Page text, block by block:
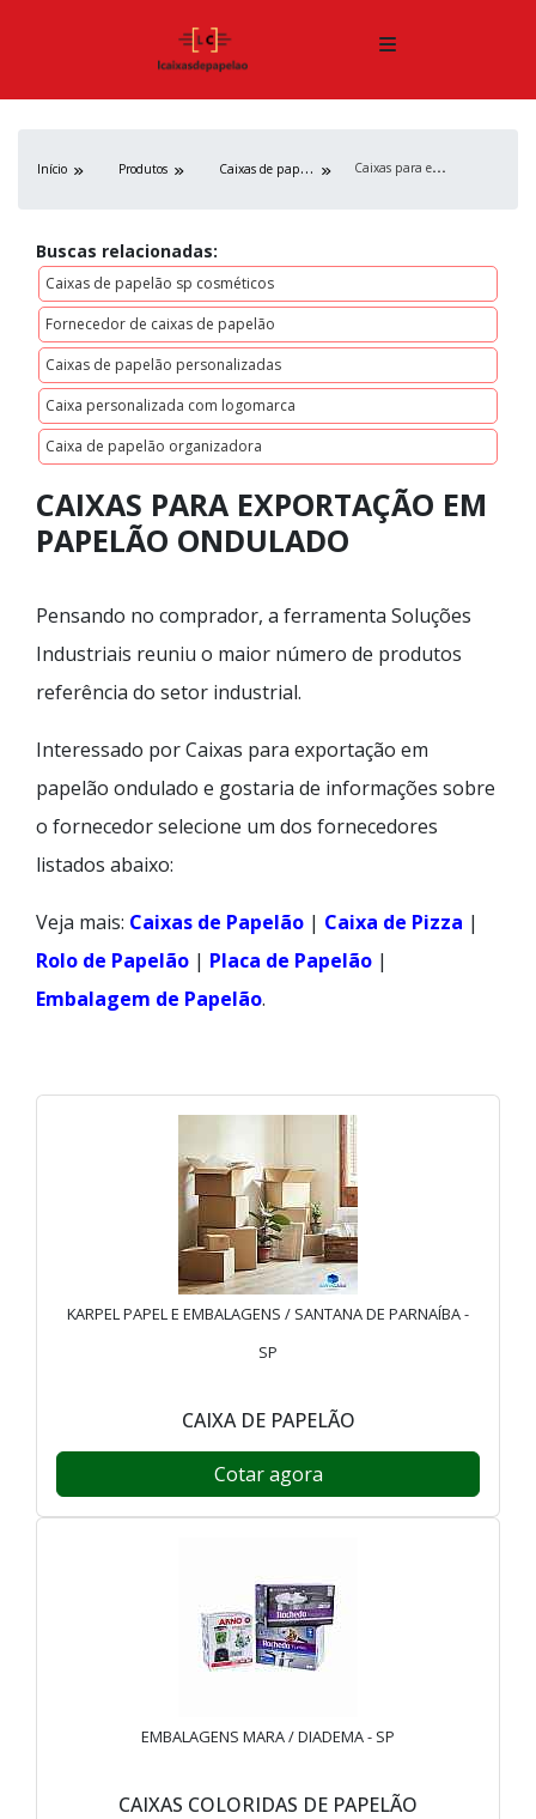
Início Produtos C
aixas de papelão C
aixas para exportação em papelão ondulado
Buscas relacionadas:
Caixas de papelão sp cosméticos
Fornecedor de caixas de papelão
Caixas de papelão personalizadas
Caixa personalizada com logomarca
Caixa de papelão organizadora
CAIXAS PARA EXPORTAÇÃO EM
PAPELÃO ONDULADO
Pensando no comprador, a ferramenta Soluções
Industriais reuniu o maior número de produtos
referência do setor industrial.
Interessado por Caixas para exportação em
papelão ondulado e gostaria de informações sobre
o fornecedor selecione um dos fornecedores
listados abaixo:
Veja mais: Caixas de Papelão | Caixa de Pizza |
Rolo de Papelão | Placa de Papelão |
Embalagem de Papelão.
KARPEL PAPEL E EMBALAGENS / SANTANA DE PARNAÍBA -
SP
CAIXA DE PAPELÃO
Cotar agora
EMBALAGENS MARA / DIADEMA - SP
CAIXAS COLORIDAS DE PAPELÃO